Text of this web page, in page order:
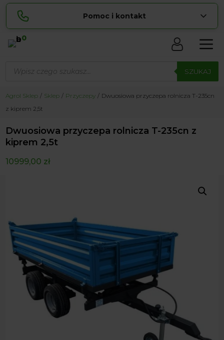
Pomoc i kontakt
Sylwia
pokaż numer
729 856 ... pokaż numer
biuro@ ...
0
produktów SZUKAJ
Agrol Sklep Sklep Przyczepy
Dwuosiowa przyczepa rolnicza T-235cn
z kiprem 2,5t
Dwuosiowa przyczepa rolnicza T-235cn z
kiprem 2,5t
10999,00 zł